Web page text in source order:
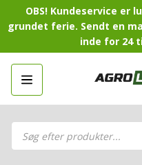
OBS! Kundeservice er
grundet ferie. Sendt en
inde for 24
Products
search
LED-Guide
Sammensæt din egen LED-pakke.
LED-arbejdslamper
LED-barer og
Gå tilbage
LED-
LED-arbejdslamper
LED-barer og fjernlys